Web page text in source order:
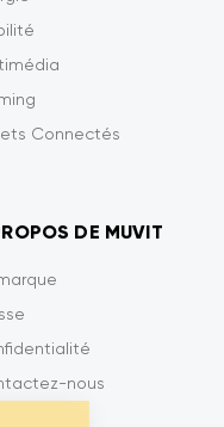
Connectés
DE MUVIT
nous